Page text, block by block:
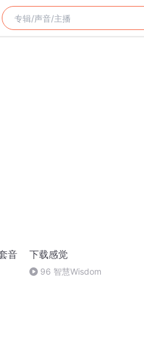
音
下载感觉
96 智慧Wisdom